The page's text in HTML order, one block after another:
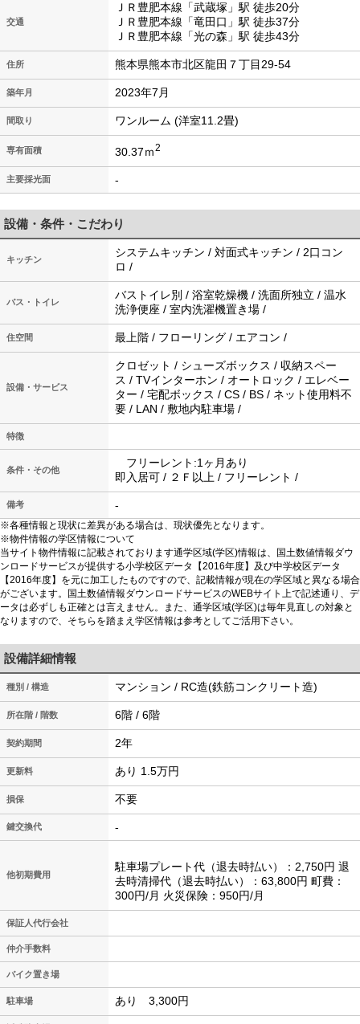
交通
ＪＲ豊肥本線「武蔵塚」駅 徒歩20分
ＪＲ豊肥本線「竜田口」駅 徒歩37分
ＪＲ豊肥本線「光の森」駅 徒歩43分
住所 熊本県熊本市北区龍田７丁目29-54
築年月 2023年7月
間取り ワンルーム (洋室11.2畳)
専有面積 30.37ｍ2
主要採光面 -
設備・条件・こだわり
キッチン
システムキッチン / 対面式キッチン / 2口コン
ロ /
バス・トイレ
バストイレ別 / 浴室乾燥機 / 洗面所独立 / 温水
洗浄便座 / 室内洗濯機置き場 /
住空間 最上階 / フローリング / エアコン /
設備・サービス
クロゼット / シューズボックス / 収納スペー
ス / TVインターホン / オートロック / エレベー
ター / 宅配ボックス / CS / BS / ネット使用料不
要 / LAN / 敷地内駐車場 /
特徴
条件・その他
フリーレント:1ヶ月あり
即入居可 / ２Ｆ以上 / フリーレント /
備考 -
※各種情報と現状に差異がある場合は、現状優先となります。
※物件情報の学区情報について
当サイト物件情報に記載されております通学区域(学区)情報は、国土数値情報ダウ
ンロードサービスが提供する小学校区データ【2016年度】及び中学校区データ
【2016年度】を元に加工したものですので、記載情報が現在の学区域と異なる場合
がございます。国土数値情報ダウンロードサービスのWEBサイト上で記述通り、デ
ータは必ずしも正確とは言えません。また、通学区域(学区)は毎年見直しの対象と
なりますので、そちらを踏まえ学区情報は参考としてご活用下さい。
設備詳細情報
種別 / 構造 マンション / RC造(鉄筋コンクリート造)
所在階 / 階数 6階 / 6階
契約期間 2年
更新料 あり 1.5万円
損保 不要
鍵交換代 -
他初期費用
駐車場プレート代（退去時払い）：2,750円 退
去時清掃代（退去時払い）：63,800円 町費：
300円/月 火災保険：950円/月
保証人代行会社
仲介手数料
バイク置き場
駐車場 あり 3,300円